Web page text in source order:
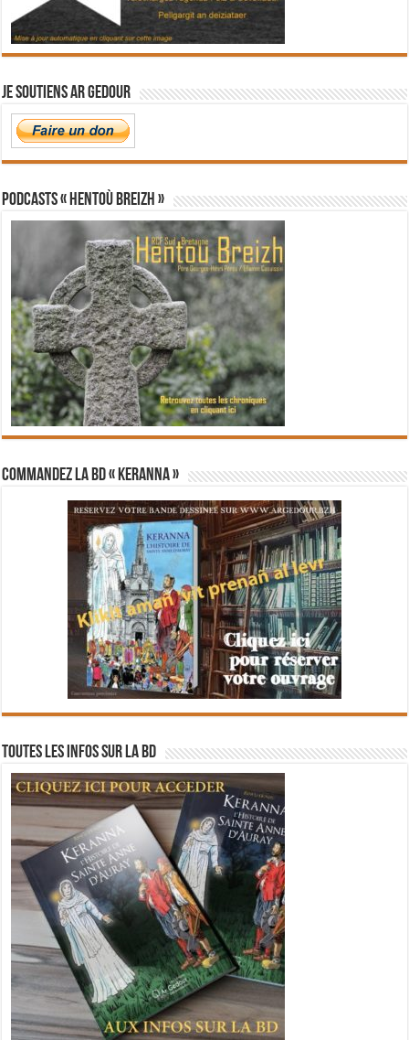
Je soutiens Ar Gedour
PODCASTS « Hentoù Breizh »
Commandez la BD « Keranna »
Toutes les infos sur la BD